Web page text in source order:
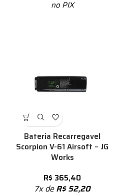
no PIX
Bateria Recarregavel
Scorpion V-61 Airsoft – JG
Works
R$ 365,40
7x deR$52,20